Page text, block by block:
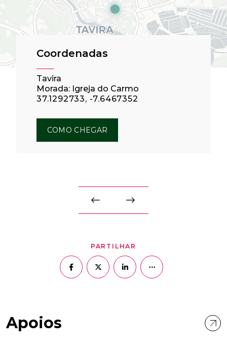
Coordenadas
Tavira
Morada: Igreja do Carmo
37.1292733, -7.6467352
COMO CHEGAR
PARTILHAR
Apoios